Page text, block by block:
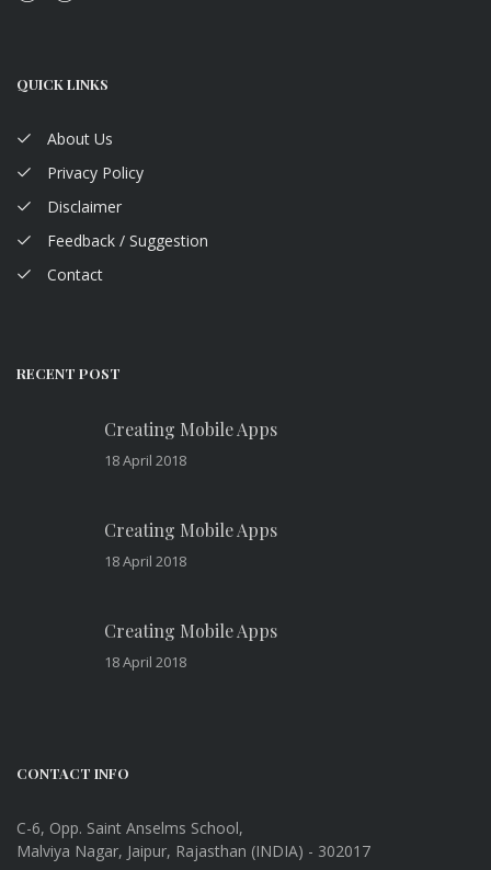
QUICK LINKS
About Us
Privacy Policy
Disclaimer
Feedback / Suggestion
Contact
RECENT POST
Creating Mobile Apps
18 April 2018
Creating Mobile Apps
18 April 2018
Creating Mobile Apps
18 April 2018
CONTACT INFO
C-6, Opp. Saint Anselms School,
Malviya Nagar, Jaipur, Rajasthan (INDIA) - 302017